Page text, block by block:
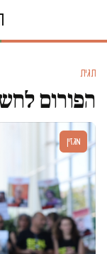
תגית
הפורום
מגזין